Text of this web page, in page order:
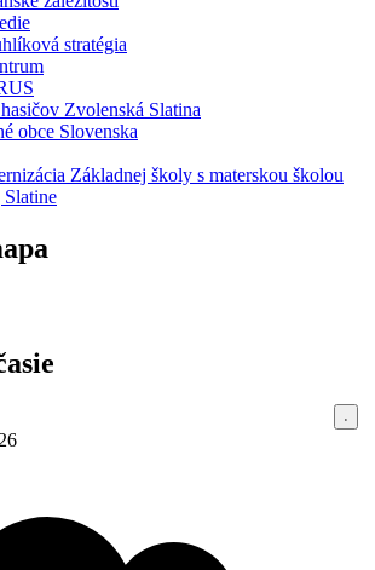
stratégia
Zvolenská Slatina
obce Slovenska
Základnej školy s materskou školou